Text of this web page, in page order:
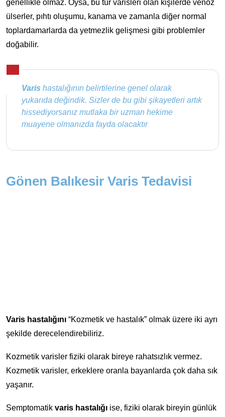
genellikle olmaz. Oysa, bu tür varisleri olan kişilerde venöz
ülserler, pıhtı oluşumu, kanama ve zamanla diğer normal
toplardamarlarda da yetmezlik gelişmesi gibi problemler
doğabilir.
Varis hastalığının belirtilerine genel olarak
yukarıda değindik. Sizler de bu gibi şikayetleri artık
hissediyorsanız mutlaka bir uzman hekime
muayene olmanızda fayda olacaktır
Gönen Balıkesir Varis Tedavisi
Varis hastalığını “Kozmetik ve hastalık” olmak üzere iki ayrı
şekilde derecelendirebiliriz.
Kozmetik varisler fiziki olarak bireye rahatsızlık vermez.
Kozmetik varisler, erkeklere oranla bayanlarda çok daha sık
yaşanır.
Semptomatik varis hastalığı ise, fiziki olarak bireyin günlük